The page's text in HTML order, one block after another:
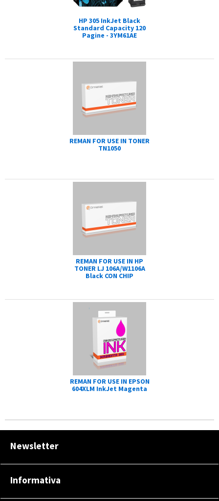
HP 305 InkJet Black
Standard Capacity 120
Pagine - 3YM61AE
REMAN FOR USE IN TONER
TN1050
REMAN FOR USE IN HP
TONER LJ 106A/W1106A
Black CON CHIP
REMAN FOR USE IN EPSON
604XLM InkJet Magenta
Newsletter
Ho letto ed accetto le condizioni dell'
Informativa